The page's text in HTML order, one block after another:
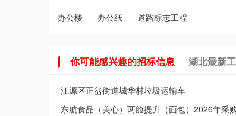
办公楼 办公纸 道路标志工程
你可能感兴趣的招标信息 湖北最新
江源区正岔街道城华村垃圾运输车
东航食品（美心）两舱提升（面包）2026年采